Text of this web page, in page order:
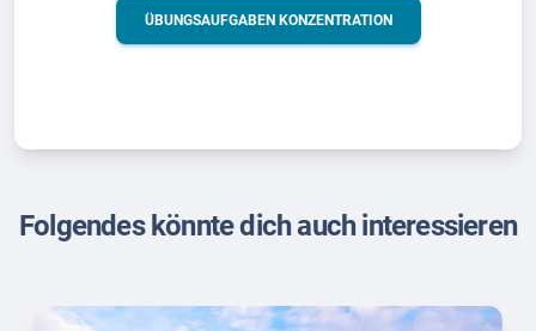
ÜBUNGSAUFGABEN KONZENTRATION
Folgendes könnte dich auch interessieren